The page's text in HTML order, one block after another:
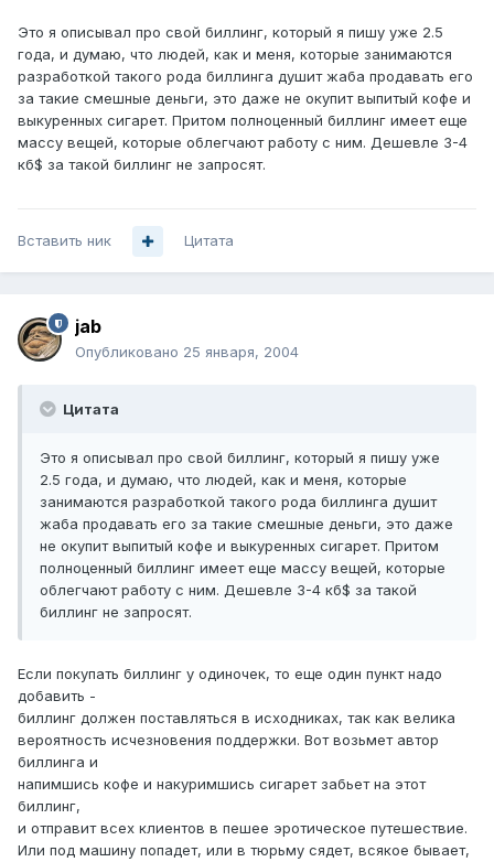
Это я описывал про свой биллинг, который я пишу уже 2.5
года, и думаю, что людей, как и меня, которые занимаются
разработкой такого рода биллинга душит жаба продавать его
за такие смешные деньги, это даже не окупит выпитый кофе и
выкуренных сигарет. Притом полноценный биллинг имеет еще
массу вещей, которые облегчают работу с ним. Дешевле 3-4
кб$ за такой биллинг не запросят.
Вставить ник Цитата
jab
Опубликовано 25 января, 2004
Цитата
Это я описывал про свой биллинг, который я пишу уже
2.5 года, и думаю, что людей, как и меня, которые
занимаются разработкой такого рода биллинга душит
жаба продавать его за такие смешные деньги, это даже
не окупит выпитый кофе и выкуренных сигарет. Притом
полноценный биллинг имеет еще массу вещей, которые
облегчают работу с ним. Дешевле 3-4 кб$ за такой
биллинг не запросят.
Если покупать биллинг у одиночек, то еще один пункт надо
добавить -
биллинг должен поставляться в исходниках, так как велика
вероятность исчезновения поддержки. Вот возьмет автор
биллинга и
напимшись кофе и накуримшись сигарет забьет на этот
биллинг,
и отправит всех клиентов в пешее эротическое путешествие.
Или под машину попадет, или в тюрьму сядет, всякое бывает,